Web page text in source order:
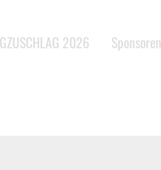
2026 Sponsoren